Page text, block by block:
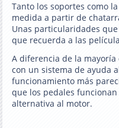
Tanto los soportes como
medida a partir de
Unas particularidades
que recuerda a las
A diferencia de la
con un sistema de ayuda
funcionamiento más
que los pedales
alternativa al motor.